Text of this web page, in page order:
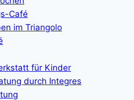
Café
im Triangolo
für Kinder
durch Integres